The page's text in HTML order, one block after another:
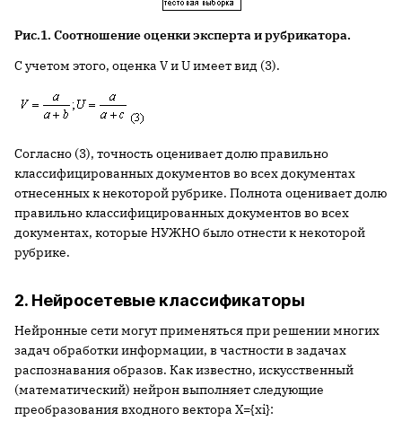
Рис.1. Соотношение оценки эксперта и рубрикатора.
С учетом этого, оценка V и U имеет вид (3).
Согласно (3), точность оценивает долю правильно
классифицированных документов во всех документах
отнесенных к некоторой рубрике. Полнота оценивает долю
правильно классифицированных документов во всех
документах, которые НУЖНО было отнести к некоторой
рубрике.
2. Нейросетевые классификаторы
Нейронные сети могут применяться при решении многих
задач обработки информации, в частности в задачах
распознавания образов. Как известно, искусственный
(математический) нейрон выполняет следующие
преобразования входного вектора X={xi}: